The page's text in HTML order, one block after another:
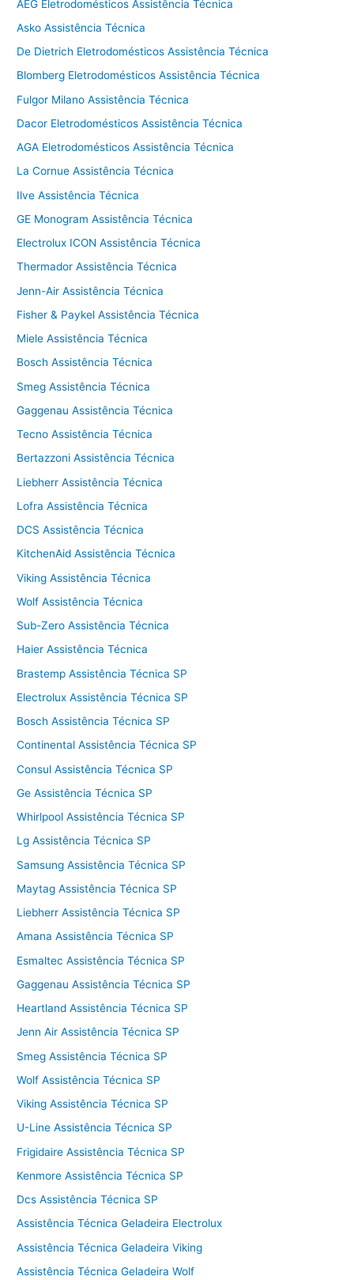
AEG Eletrodomésticos Assistência Técnica
Asko Assistência Técnica
De Dietrich Eletrodomésticos Assistência Técnica
Blomberg Eletrodomésticos Assistência Técnica
Fulgor Milano Assistência Técnica
Dacor Eletrodomésticos Assistência Técnica
AGA Eletrodomésticos Assistência Técnica
La Cornue Assistência Técnica
Ilve Assistência Técnica
GE Monogram Assistência Técnica
Electrolux ICON Assistência Técnica
Thermador Assistência Técnica
Jenn-Air Assistência Técnica
Fisher & Paykel Assistência Técnica
Miele Assistência Técnica
Bosch Assistência Técnica
Smeg Assistência Técnica
Gaggenau Assistência Técnica
Tecno Assistência Técnica
Bertazzoni Assistência Técnica
Liebherr Assistência Técnica
Lofra Assistência Técnica
DCS Assistência Técnica
KitchenAid Assistência Técnica
Viking Assistência Técnica
Wolf Assistência Técnica
Sub-Zero Assistência Técnica
Haier Assistência Técnica
Brastemp Assistência Técnica SP
Electrolux Assistência Técnica SP
Bosch Assistência Técnica SP
Continental Assistência Técnica SP
Consul Assistência Técnica SP
Ge Assistência Técnica SP
Whirlpool Assistência Técnica SP
Lg Assistência Técnica SP
Samsung Assistência Técnica SP
Maytag Assistência Técnica SP
Liebherr Assistência Técnica SP
Amana Assistência Técnica SP
Esmaltec Assistência Técnica SP
Gaggenau Assistência Técnica SP
Heartland Assistência Técnica SP
Jenn Air Assistência Técnica SP
Smeg Assistência Técnica SP
Wolf Assistência Técnica SP
Viking Assistência Técnica SP
U-Line Assistência Técnica SP
Frigidaire Assistência Técnica SP
Kenmore Assistência Técnica SP
Dcs Assistência Técnica SP
Assistência Técnica Geladeira Electrolux
Assistência Técnica Geladeira Viking
Assistência Técnica Geladeira Wolf